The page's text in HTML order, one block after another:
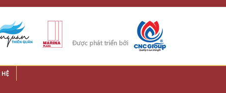
Được phát triển bởi
HỆ